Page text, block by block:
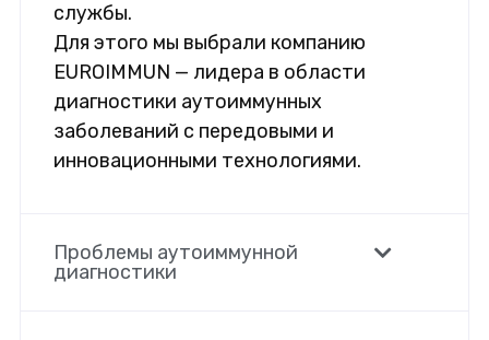
службы.
Для этого мы выбрали компанию
EUROIMMUN — лидера в области
диагностики аутоиммунных
заболеваний с передовыми и
инновационными технологиями.
Проблемы аутоиммунной
диагностики